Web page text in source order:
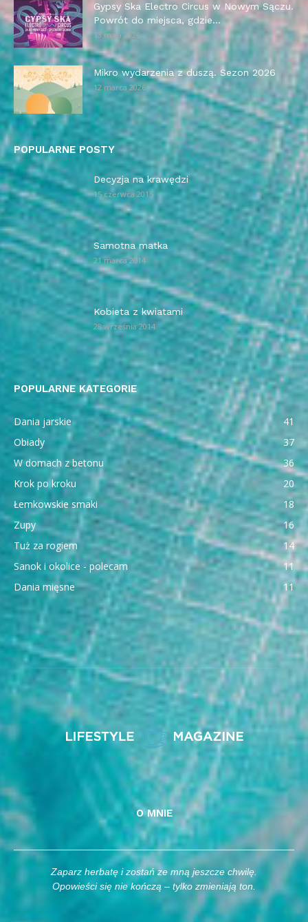
Gypsy Ska Electro Circus w Nowym Sączu.
Powrót do miejsca, gdzie...
13 maja 2026
Mikro wydarzenia z duszą. Sezon 2026
12 marca 2026
POPULARNE POSTY
Decyzja na krawędzi
15 czerwca 2015
Samotna matka
21 marca 2014
Kobieta z kwiatami
28 września 2014
POPULARNE KATEGORIE
Dania jarskie
41
Obiady
37
W domach z betonu
36
Krok po kroku
20
Łemkowskie smaki
18
Zupy
16
Tuż za rogiem
14
Sanok i okolice - polecam
11
Dania mięsne
11
O MNIE
Zaparz herbatę i zostań ze mną jeszcze chwilę.
Opowieści się nie kończą – tylko zmieniają ton.